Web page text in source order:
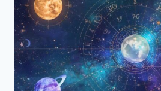
HADAPI
TANTANGAN
KARIER